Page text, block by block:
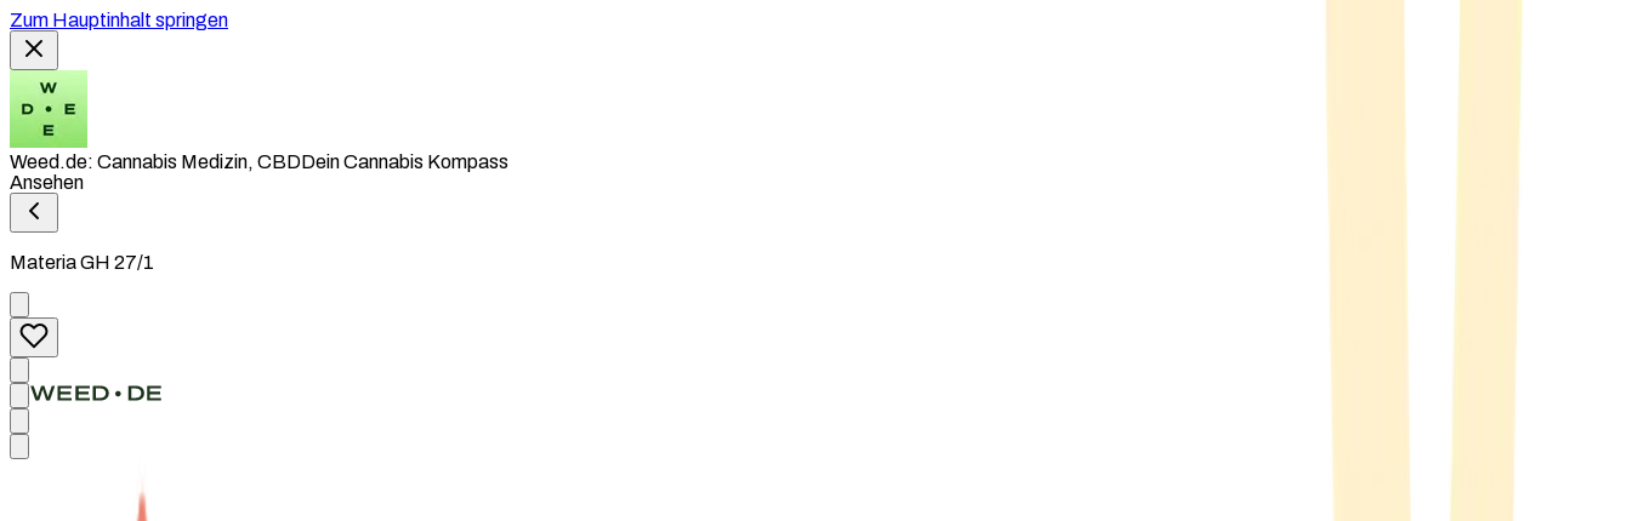
Zum Hauptinhalt springen
Weed.de: Cannabis Medizin, CBDDein Cannabis Kompass
Ansehen
Materia GH 27/1